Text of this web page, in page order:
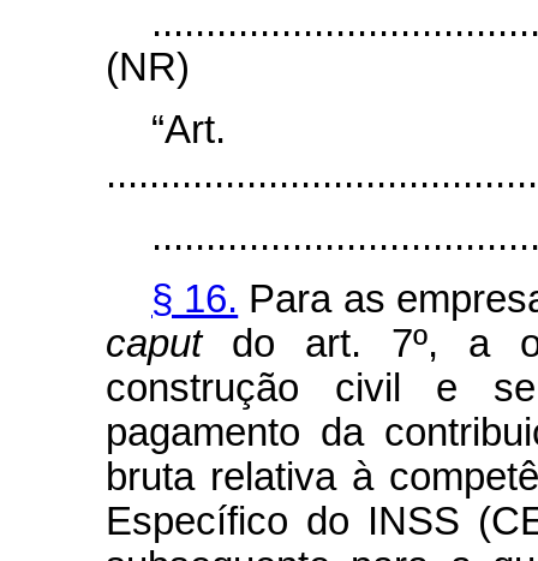
(NR)
§ 16. Para as
caputdo art. 7º, a
construção civil e
pagamento da
bruta relativa à
Específico do INSS